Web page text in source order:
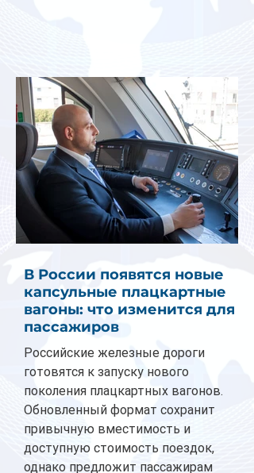
В России появятся новые
капсульные плацкартные
вагоны: что изменится для
пассажиров
Российские железные дороги
готовятся к запуску нового
поколения плацкартных вагонов.
Обновленный формат сохранит
привычную вместимость и
доступную стоимость поездок,
однако предложит пассажирам